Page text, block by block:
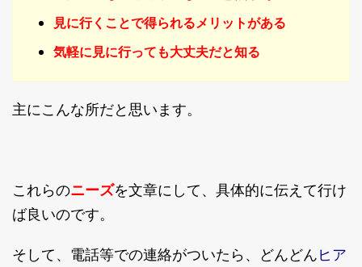
見に行くことで得られるメリットがある
気軽に見に行っても大丈夫だと知る
主にこんな所だと思います。
これらのニーズを文章にして、具体的に伝えて行け
ば良いのです。
そして、電話等での連絡がついたら、どんどん ヒア